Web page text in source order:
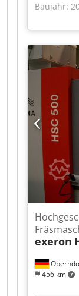
Baujahr:
456 km
exeron